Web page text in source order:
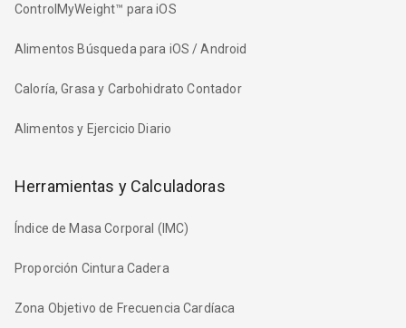
ControlMyWeight™ para iOS
Alimentos Búsqueda para iOS / Android
Caloría, Grasa y Carbohidrato Contador
Alimentos y Ejercicio Diario
Herramientas y Calculadoras
Índice de Masa Corporal (IMC)
Proporción Cintura Cadera
Zona Objetivo de Frecuencia Cardíaca